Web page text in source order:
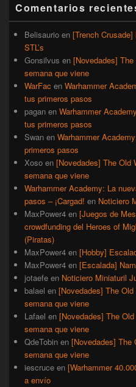
lateral
primaria
Comentarios
Belisaurio en [Trench
STL’s
Gonsilvus en [Novedades]
semana que viene
WarFac en Warhammer
tus primeros pasos
pagan en Warhammer
tus primeros pasos
Swan en Warhammer
primeros pasos
Xoso en [Novedades] The Old
semana que viene
Warhammer Academy: La
pasos – ¡Cargad! en Noticiero
MaxPower4 en [Juegos de
crowdfunding del Heroes of
(Piratas)
MaxPower4 en [Hobby]
MaxPower4 en [Escalada]
jotaefe en Noticiero Miniaturil
balael en [Novedades] The
semana que viene
Lafael en [Novedades] The
semana que viene
QdeTobin en [Novedades] The
semana que viene
iescruce en [Warhammer
a envío